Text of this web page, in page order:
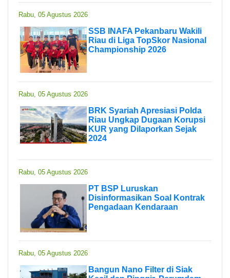
Rabu, 05 Agustus 2026
SSB INAFA Pekanbaru Wakili
Riau di Liga TopSkor Nasional
Championship 2026
Rabu, 05 Agustus 2026
BRK Syariah Apresiasi Polda
Riau Ungkap Dugaan Korupsi
KUR yang Dilaporkan Sejak
2024
Rabu, 05 Agustus 2026
PT BSP Luruskan
Disinformasikan Soal Kontrak
Pengadaan Kendaraan
Rabu, 05 Agustus 2026
Bangun Nano Filter di Siak